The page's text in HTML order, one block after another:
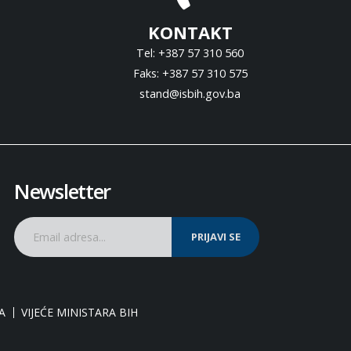
KONTAKT
Tel: +387 57 310 560
Faks: +387 57 310 575
stand@isbih.gov.ba
Newsletter
PRIJAVI SE
VIJEĆE MINISTARA BIH